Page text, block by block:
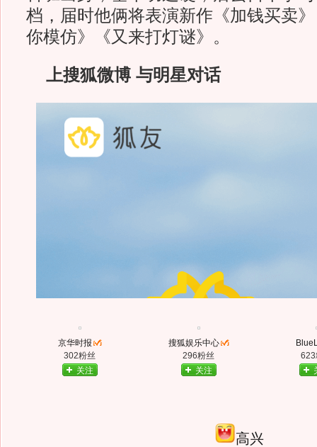
档，届时他俩将表演新作《加钱买卖
你模仿》《又来打灯谜》。
上搜狐微博 与明星对话
京华时报
302粉丝
关注
搜狐娱乐中心
296粉丝
关注
623
高兴